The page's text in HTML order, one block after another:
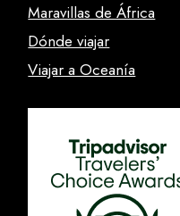
Maravillas de África
Dónde viajar
Viajar a Oceanía